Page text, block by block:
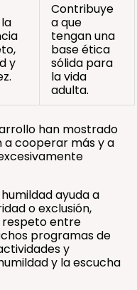
y
Contribuye
a que
tengan una
base ética
sólida para
la vida
adulta.
han mostrado
a cooperar más y a
ayuda a
o exclusión,
respeto entre
programas de
y
y la escucha